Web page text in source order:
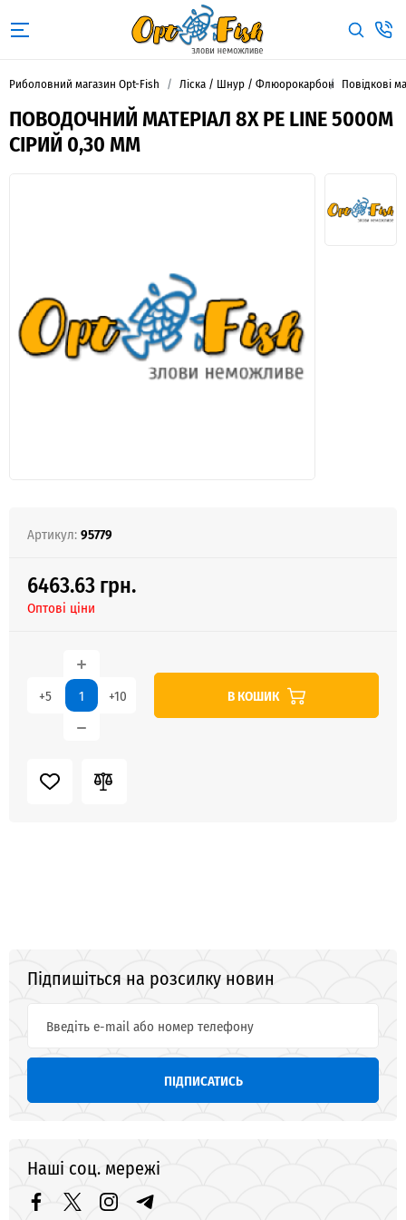
Риболовний магазин Opt-Fish Ліска / Шнур / Флюорокарбон Повідкові
ПОВОДОЧНИЙ МАТЕРІАЛ 8X PE LINE 5000М
СІРИЙ 0,30 ММ
Артикул:95779
6463.63 грн.
Оптові ціни
+5 +10 В КОШИК
Підпишіться на розсилку новин
ПІДПИСАТИСЬ
Наші соц. мережі